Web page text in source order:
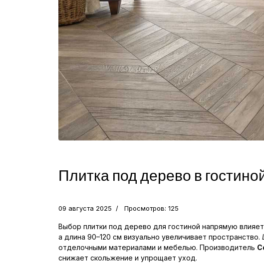
Плитка под дерево в
09 августа 2025 Просмотров: 125
Выбор плитки под дерево для гостиной напрямую
а длина 90–120 см визуально увеличивает пространство.
отделочными материалами и мебелью. Производитель
снижает скольжение и упрощает уход.